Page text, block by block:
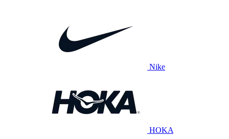
Nike
HOKA